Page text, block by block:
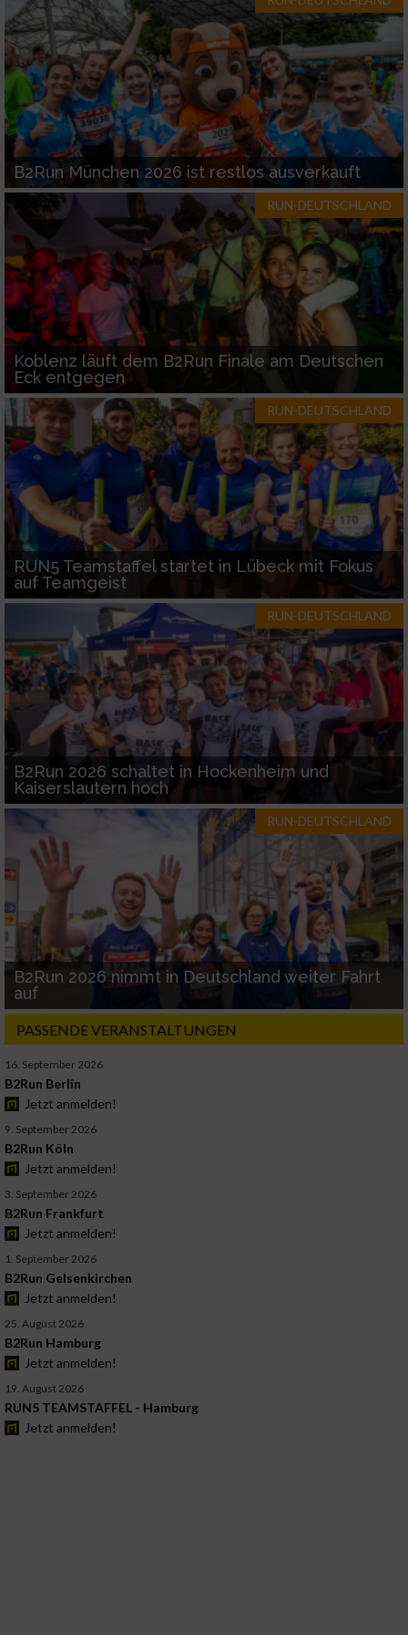
B2Run München 2026 ist restlos ausverkauft
RUN-DEUTSCHLAND
Koblenz läuft dem B2Run Finale am Deutschen
Eck entgegen
RUN-DEUTSCHLAND
RUN5 Teamstaffel startet in Lübeck mit Fokus
auf Teamgeist
RUN-DEUTSCHLAND
B2Run 2026 schaltet in Hockenheim und
Kaiserslautern hoch
RUN-DEUTSCHLAND
B2Run 2026 nimmt in Deutschland weiter Fahrt
auf
PASSENDE VERANSTALTUNGEN
16. September 2026
B2Run Berlin
Jetzt anmelden!
9. September 2026
B2Run Köln
Jetzt anmelden!
3. September 2026
B2Run Frankfurt
Jetzt anmelden!
1. September 2026
B2Run Gelsenkirchen
Jetzt anmelden!
25. August 2026
B2Run Hamburg
Jetzt anmelden!
19. August 2026
RUN5 TEAMSTAFFEL - Hamburg
Jetzt anmelden!
Werbung